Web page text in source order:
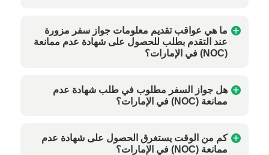
ما هي عواقب تقديم معلومات جواز سفر مزورة
عند التقدم بطلب للحصول على شهادة عدم ممانعة
(NOC) في الإمارات؟
هل جواز السفر مطلوب في طلب شهادة عدم
ممانعة (NOC) في الإمارات؟
كم من الوقت يستغرق الحصول على شهادة عدم
ممانعة (NOC) في الإمارات؟